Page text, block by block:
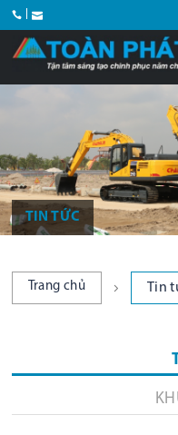
TIN TỨC
Trang chủ Tin